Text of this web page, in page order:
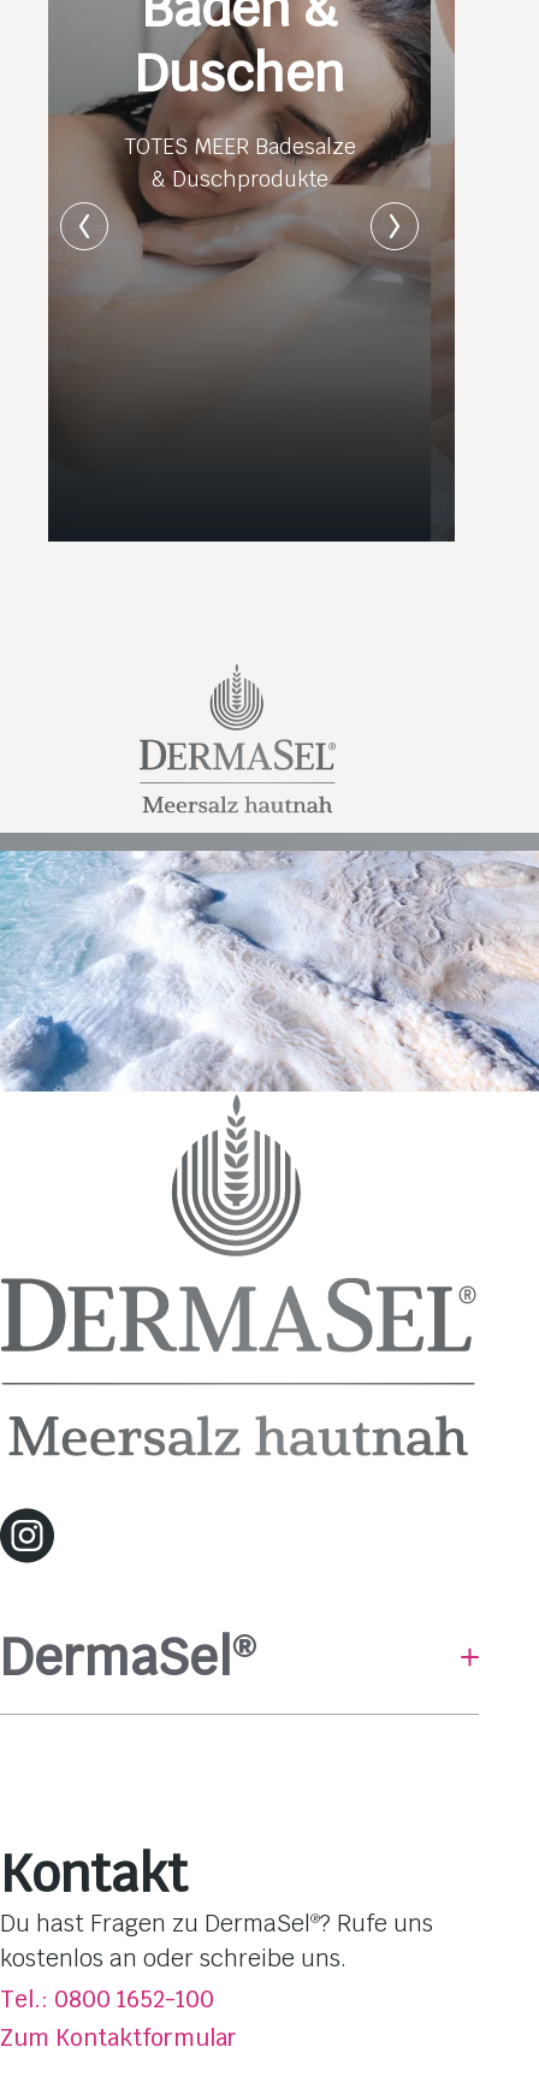
Duschen
TOTES MEER Badesalze
& Duschprodukte
DermaSel®
Pflege-Linien
Hautbedürfnisse
Dufterlebnisse
Totes Meer Salz
Über DermaSel
Jetzt kaufen
Kontakt
Du hast Fragen zu DermaSel®? Rufe uns
kostenlos an oder schreibe uns.
Tel.: 0800 1652-100
Zum Kontaktformular